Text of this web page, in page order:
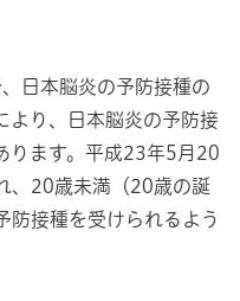
日本脳炎の予防接種の
より、日本脳炎の予防接
ります。平成23年5月20
、20歳未満（20歳の誕
防接種を受けられるよう